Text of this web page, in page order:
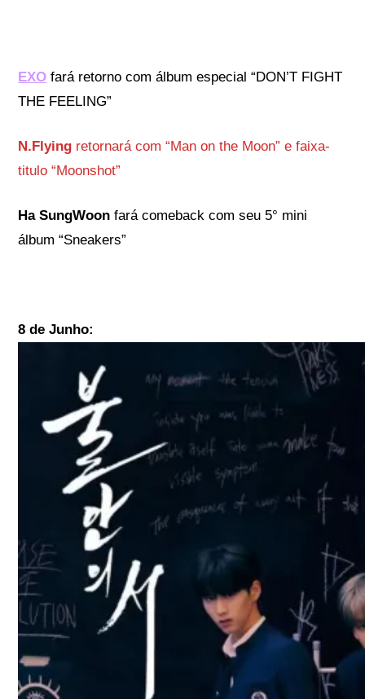
EXO fará retorno com álbum especial “DON’T FIGHT
THE FEELING”
N.Flying retornará com “Man on the Moon” e faixa-
titulo “Moonshot”
Ha SungWoonfará comeback com seu 5° mini
álbum “Sneakers”
8 de Junho: